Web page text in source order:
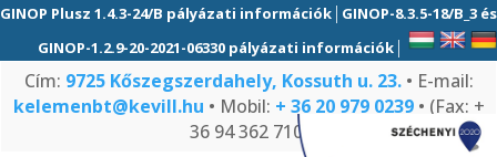
GINOP Plusz 1.4.3-24/B pályázati információk | GINOP-8.3.5-18/B_3 és
GINOP-1.2.9-20-2021-06330 pályázati információk |
Cím: 9725 Kőszegszerdahely, Kossuth u. 23.• E-mail:
kelemenbt@kevill.hu • Mobil: + 36 20 979 0239• (Fax: +
36 94 362 710)